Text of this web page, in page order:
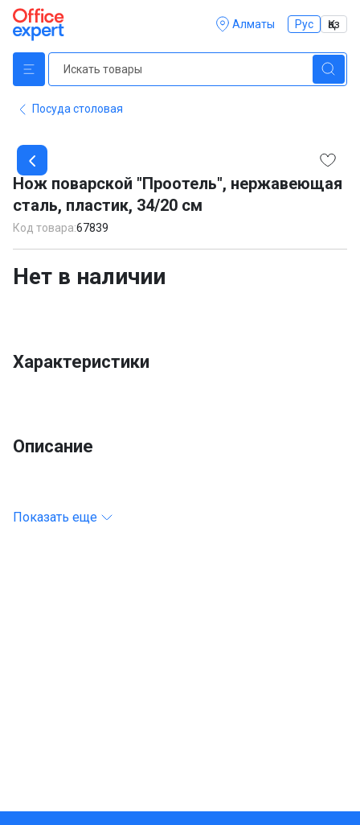
Алматы Рус Қаз
Посуда столовая
Item
1
of
1
Нож поварской "Проотель", нержавеющая
сталь, пластик, 34/20 см
Код товара:67839
Нет в наличии
Характеристики
Описание
Показать еще